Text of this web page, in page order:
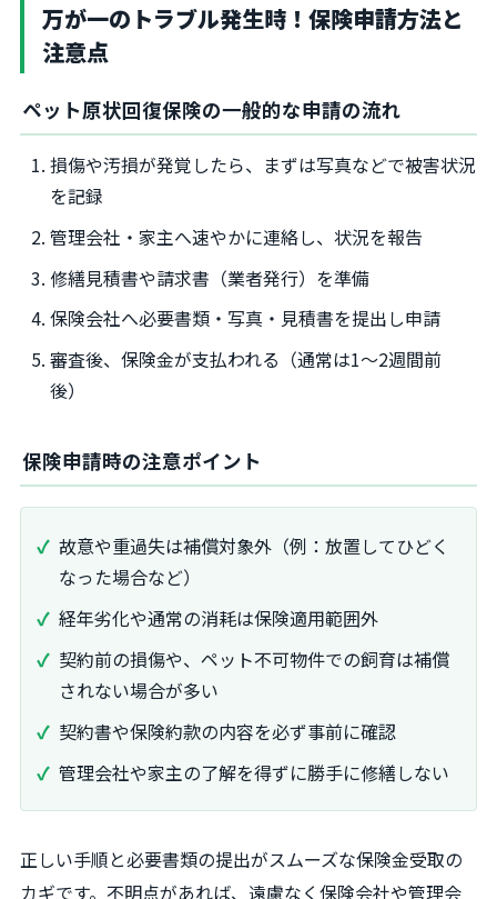
万が一のトラブル発生時！保険申請方法と
注意点
ペット原状回復保険の一般的な申請の流れ
損傷や汚損が発覚したら、まずは写真などで被害状況
を記録
管理会社・家主へ速やかに連絡し、状況を報告
修繕見積書や請求書（業者発行）を準備
保険会社へ必要書類・写真・見積書を提出し申請
審査後、保険金が支払われる（通常は1～2週間前
後）
保険申請時の注意ポイント
故意や重過失は補償対象外（例：放置してひどく
なった場合など）
経年劣化や通常の消耗は保険適用範囲外
契約前の損傷や、ペット不可物件での飼育は補償
されない場合が多い
契約書や保険約款の内容を必ず事前に確認
管理会社や家主の了解を得ずに勝手に修繕しない
正しい手順と必要書類の提出がスムーズな保険金受取の
カギです。不明点があれば、遠慮なく保険会社や管理会